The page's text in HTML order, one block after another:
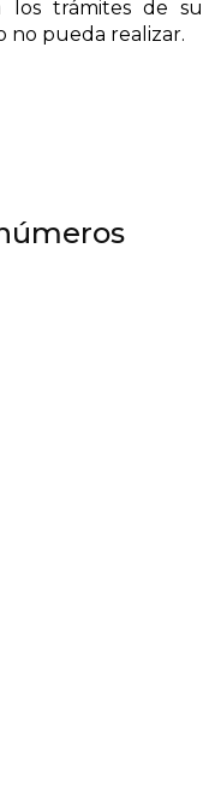
los trámites de su
no pueda realizar.